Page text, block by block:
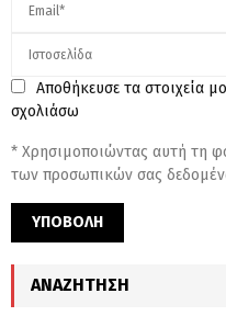
Αποθήκευσε τα στοιχεία
σχολιάσω
* Χρησιμοποιώντας αυτή τη
των προσωπικών σας
ΑΝΑΖΉΤΗΣΗ